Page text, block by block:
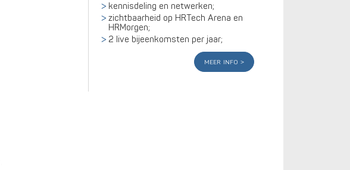
kennisdeling en netwerken;
zichtbaarheid op HRTech Arena en
HRMorgen;
2 live bijeenkomsten per jaar;
meer info